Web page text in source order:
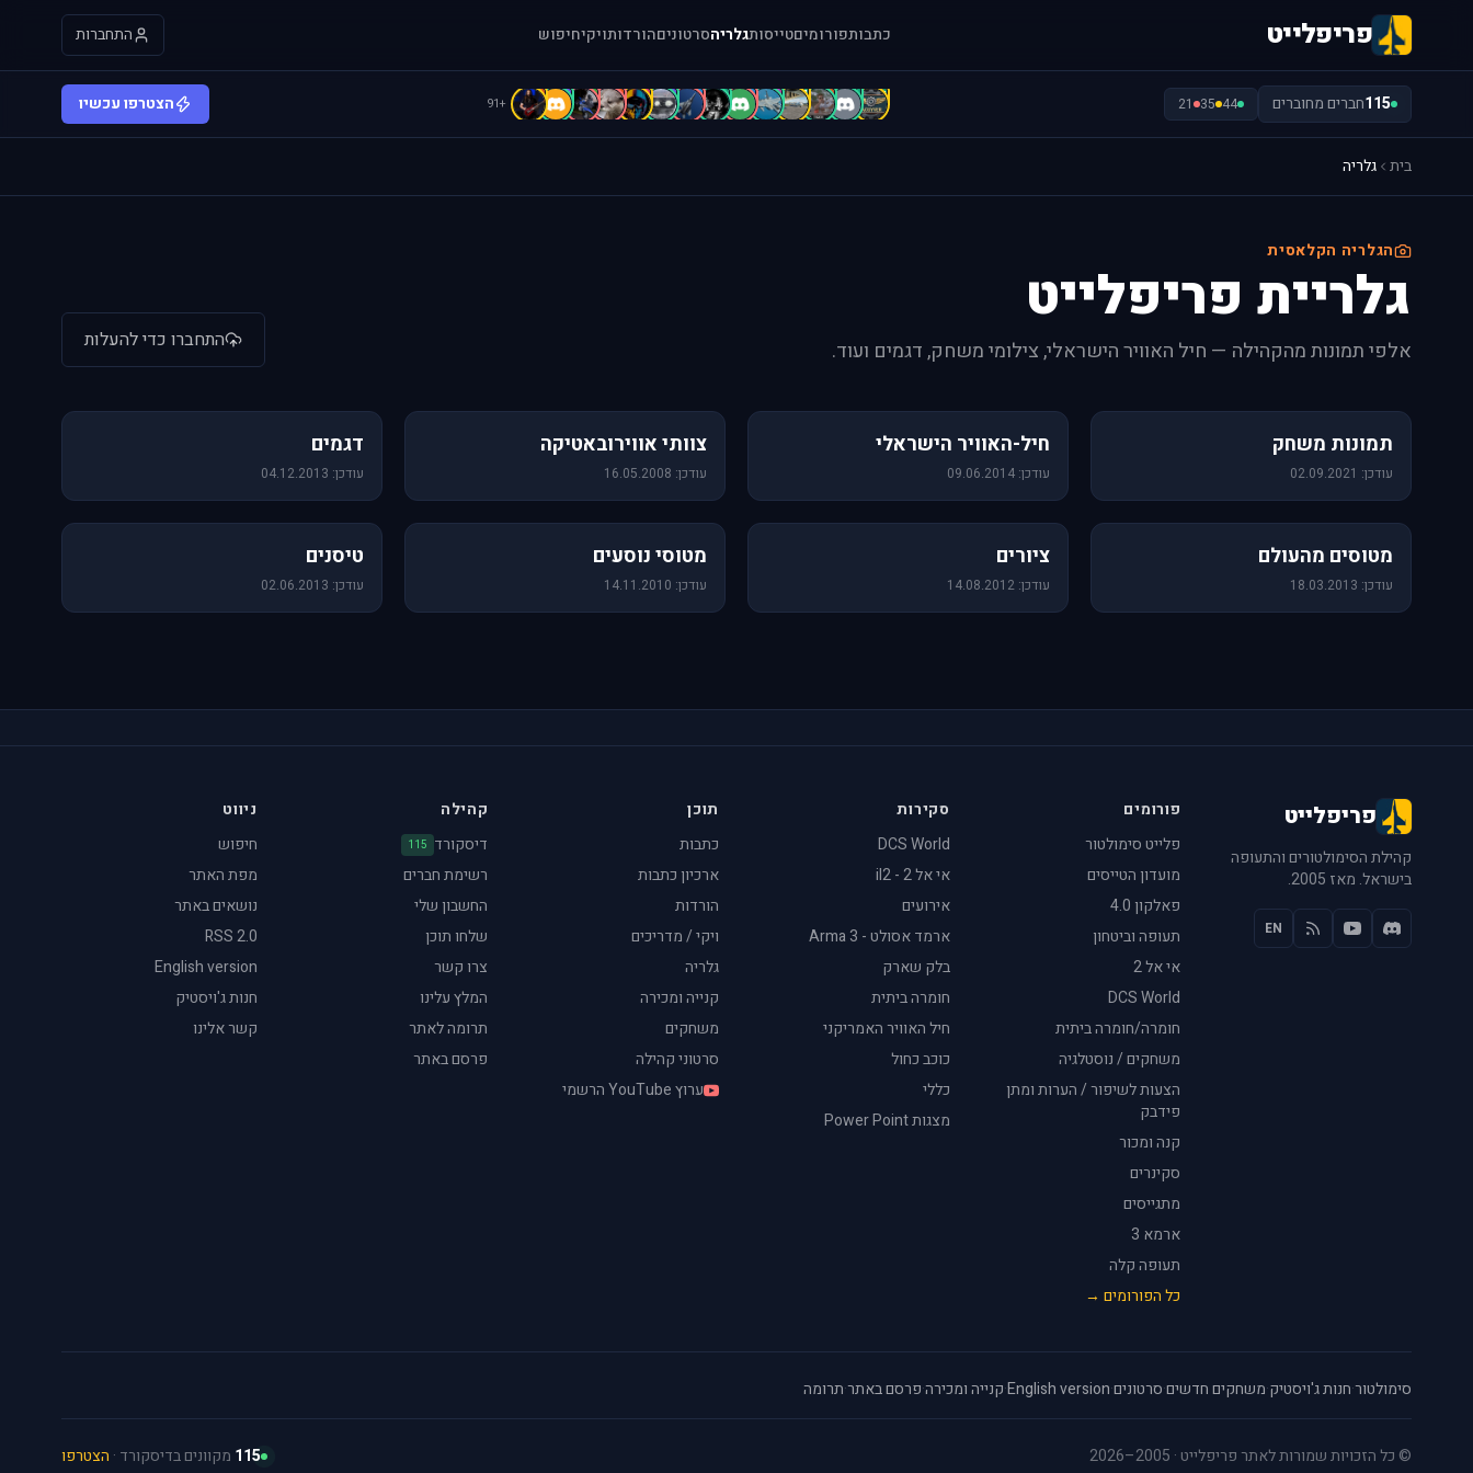
פריפלייט כתבותפורומיםטייסותגלריהסרטוניםהורדותויקיחיפוש התחברות
115חברים מחוברים 44
35
21
"
.
1
[
a
a
A
A
a
A
A
A
B
b
+91 הצטרפו עכשיו
בית גלריה
הגלריה הקלאסית
גלריית פריפלייט
אלפי תמונות מהקהילה — חיל האוויר הישראלי, צילומי משחק, דגמים ועוד. התחברו כדי להעלות
תמונות משחק
עודכן: 02.09.2021
חיל-האוויר הישראלי
עודכן: 09.06.2014
צוותי אווירובאטיקה
עודכן: 16.05.2008
דגמים
עודכן: 04.12.2013
מטוסים מהעולם
עודכן: 18.03.2013
ציורים
עודכן: 14.08.2012
מטוסי נוסעים
עודכן: 14.11.2010
טיסנים
עודכן: 02.06.2013
פריפלייט
קהילת הסימולטורים והתעופה
בישראל. מאז 2005.
EN
פורומים
פלייט סימולטור
מועדון הטייסים
פאלקון 4.0
תעופה וביטחון
אי אל 2
DCS World
חומרה/חומרה ביתית
משחקים / נוסטלגיה
הצעות לשיפור / הערות ומתן
פידבק
קנה ומכור
סקינרים
מתגייסים
ארמא 3
תעופה קלה
כל הפורומים →
סקירות
DCS World
אי אל 2 - il2
אירועים
ארמד אסולט - Arma 3
בלק שארק
חומרה ביתית
חיל האוויר האמריקני
כוכב כחול
כללי
מצגות Power Point
תוכן
כתבות
ארכיון כתבות
הורדות
ויקי / מדריכים
גלריה
קנייה ומכירה
משחקים
סרטוני קהילה
ערוץ YouTube הרשמי
קהילה
דיסקורד 115
רשימת חברים
החשבון שלי
שלחו תוכן
צרו קשר
המלץ עלינו
תרומה לאתר
פרסם באתר
ניווט
חיפוש
מפת האתר
נושאים באתר
RSS 2.0
English version
חנות ג'ויסטיק
קשר אלינו
סימולטור·חנות ג'ויסטיק·משחקים חדשים·סרטונים·
English version
·קנייה ומכירה·פרסם באתר·תרומה
© כל הזכויות שמורות לאתר פריפלייט · 2005–2026 115 מקוונים בדיסקורד · הצטרפו